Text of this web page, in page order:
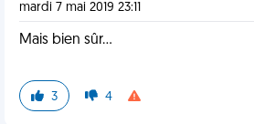
mardi 7 mai 2019 23:11
Mais bien sûr...
3 4